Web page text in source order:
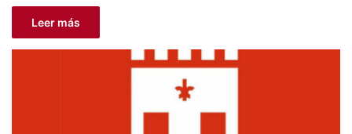
Leer más